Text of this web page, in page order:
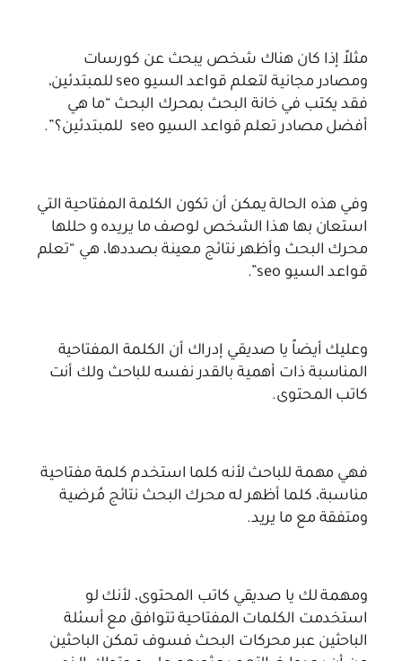
مثلاً إذا كان هناك شخص يبحث عن كورسات
ومصادر مجانية لتعلم قواعد السيو seo للمبتدئين،
فقد يكتب في خانة البحث بمحرك البحث “ما هي
أفضل مصادر تعلم قواعد السيو seo للمبتدئين؟”.
وفي هذه الحالة يمكن أن تكون الكلمة المفتاحية التي
استعان بها هذا الشخص لوصف ما يريده و حللها
محرك البحث وأظهر نتائج معينة بصددها، هي “تعلم
قواعد السيو seo”.
وعليك أيضاً يا صديقي إدراك أن الكلمة المفتاحية
المناسبة ذات أهمية بالقدر نفسه للباحث ولك أنت
كاتب المحتوى.
فهي مهمة للباحث لأنه كلما استخدم كلمة مفتاحية
مناسبة، كلما أظهر له محرك البحث نتائج مُرضية
ومتفقة مع ما يريد.
ومهمة لك يا صديقي كاتب المحتوى، لأنك لو
استخدمت الكلمات المفتاحية تتوافق مع أسئلة
الباحثين عبر محركات البحث فسوف تمكن الباحثين